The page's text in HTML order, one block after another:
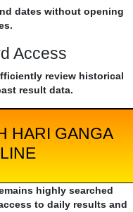
dates without opening
Access
review historical
result data.
HARI GANGA
highly searched
to daily results and